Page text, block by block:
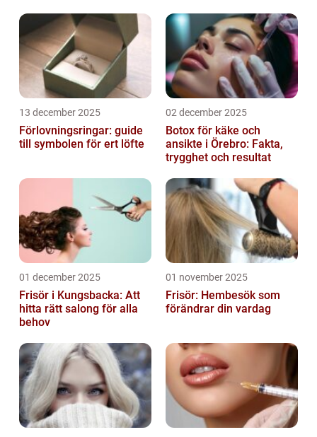
13 december 2025
Förlovningsringar: guide
till symbolen för ert löfte
02 december 2025
Botox för käke och
ansikte i Örebro: Fakta,
trygghet och resultat
01 december 2025
Frisör i Kungsbacka: Att
hitta rätt salong för alla
behov
01 november 2025
Frisör: Hembesök som
förändrar din vardag